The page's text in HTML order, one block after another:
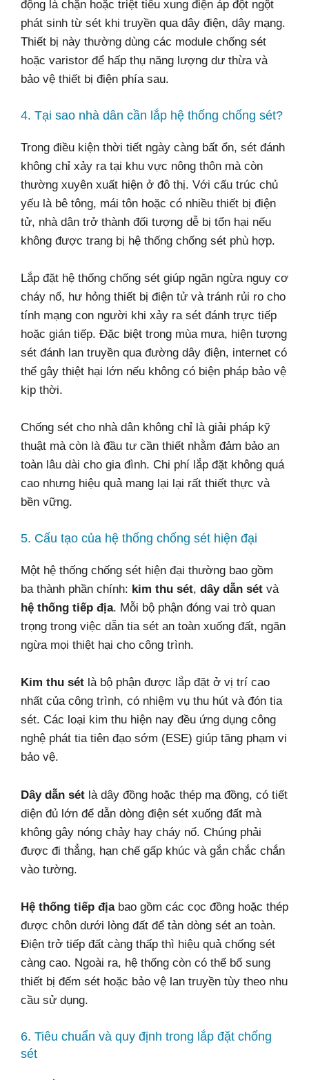
động là chặn hoặc triệt tiêu xung điện áp đột ngột
phát sinh từ sét khi truyền qua dây điện, dây mạng.
Thiết bị này thường dùng các module chống sét
hoặc varistor để hấp thụ năng lượng dư thừa và
bảo vệ thiết bị điện phía sau.
4. Tại sao nhà dân cần lắp hệ thống chống sét?
Trong điều kiện thời tiết ngày càng bất ổn, sét đánh
không chỉ xảy ra tại khu vực nông thôn mà còn
thường xuyên xuất hiện ở đô thị. Với cấu trúc chủ
yếu là bê tông, mái tôn hoặc có nhiều thiết bị điện
tử, nhà dân trở thành đối tượng dễ bị tổn hại nếu
không được trang bị hệ thống chống sét phù hợp.
Lắp đặt hệ thống chống sét giúp ngăn ngừa nguy cơ
cháy nổ, hư hỏng thiết bị điện tử và tránh rủi ro cho
tính mạng con người khi xảy ra sét đánh trực tiếp
hoặc gián tiếp. Đặc biệt trong mùa mưa, hiện tượng
sét đánh lan truyền qua đường dây điện, internet có
thể gây thiệt hại lớn nếu không có biện pháp bảo vệ
kịp thời.
Chống sét cho nhà dân không chỉ là giải pháp kỹ
thuật mà còn là đầu tư cần thiết nhằm đảm bảo an
toàn lâu dài cho gia đình. Chi phí lắp đặt không quá
cao nhưng hiệu quả mang lại lại rất thiết thực và
bền vững.
5. Cấu tạo của hệ thống chống sét hiện đại
Một hệ thống chống sét hiện đại thường bao gồm
ba thành phần chính: kim thu sét, dây dẫn sét và
hệ thống tiếp địa. Mỗi bộ phận đóng vai trò quan
trọng trong việc dẫn tia sét an toàn xuống đất, ngăn
ngừa mọi thiệt hại cho công trình.
Kim thu sét là bộ phận được lắp đặt ở vị trí cao
nhất của công trình, có nhiệm vụ thu hút và đón tia
sét. Các loại kim thu hiện nay đều ứng dụng công
nghệ phát tia tiên đạo sớm (ESE) giúp tăng phạm vi
bảo vệ.
Dây dẫn sét là dây đồng hoặc thép mạ đồng, có tiết
diện đủ lớn để dẫn dòng điện sét xuống đất mà
không gây nóng chảy hay cháy nổ. Chúng phải
được đi thẳng, hạn chế gấp khúc và gắn chắc chắn
vào tường.
Hệ thống tiếp địabao gồm các cọc đồng hoặc thép
được chôn dưới lòng đất để tản dòng sét an toàn.
Điện trở tiếp đất càng thấp thì hiệu quả chống sét
càng cao. Ngoài ra, hệ thống còn có thể bổ sung
thiết bị đếm sét hoặc bảo vệ lan truyền tùy theo nhu
cầu sử dụng.
6. Tiêu chuẩn và quy định trong lắp đặt chống
sét